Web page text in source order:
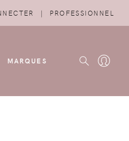
| PROFESSIONNEL
MARQUES